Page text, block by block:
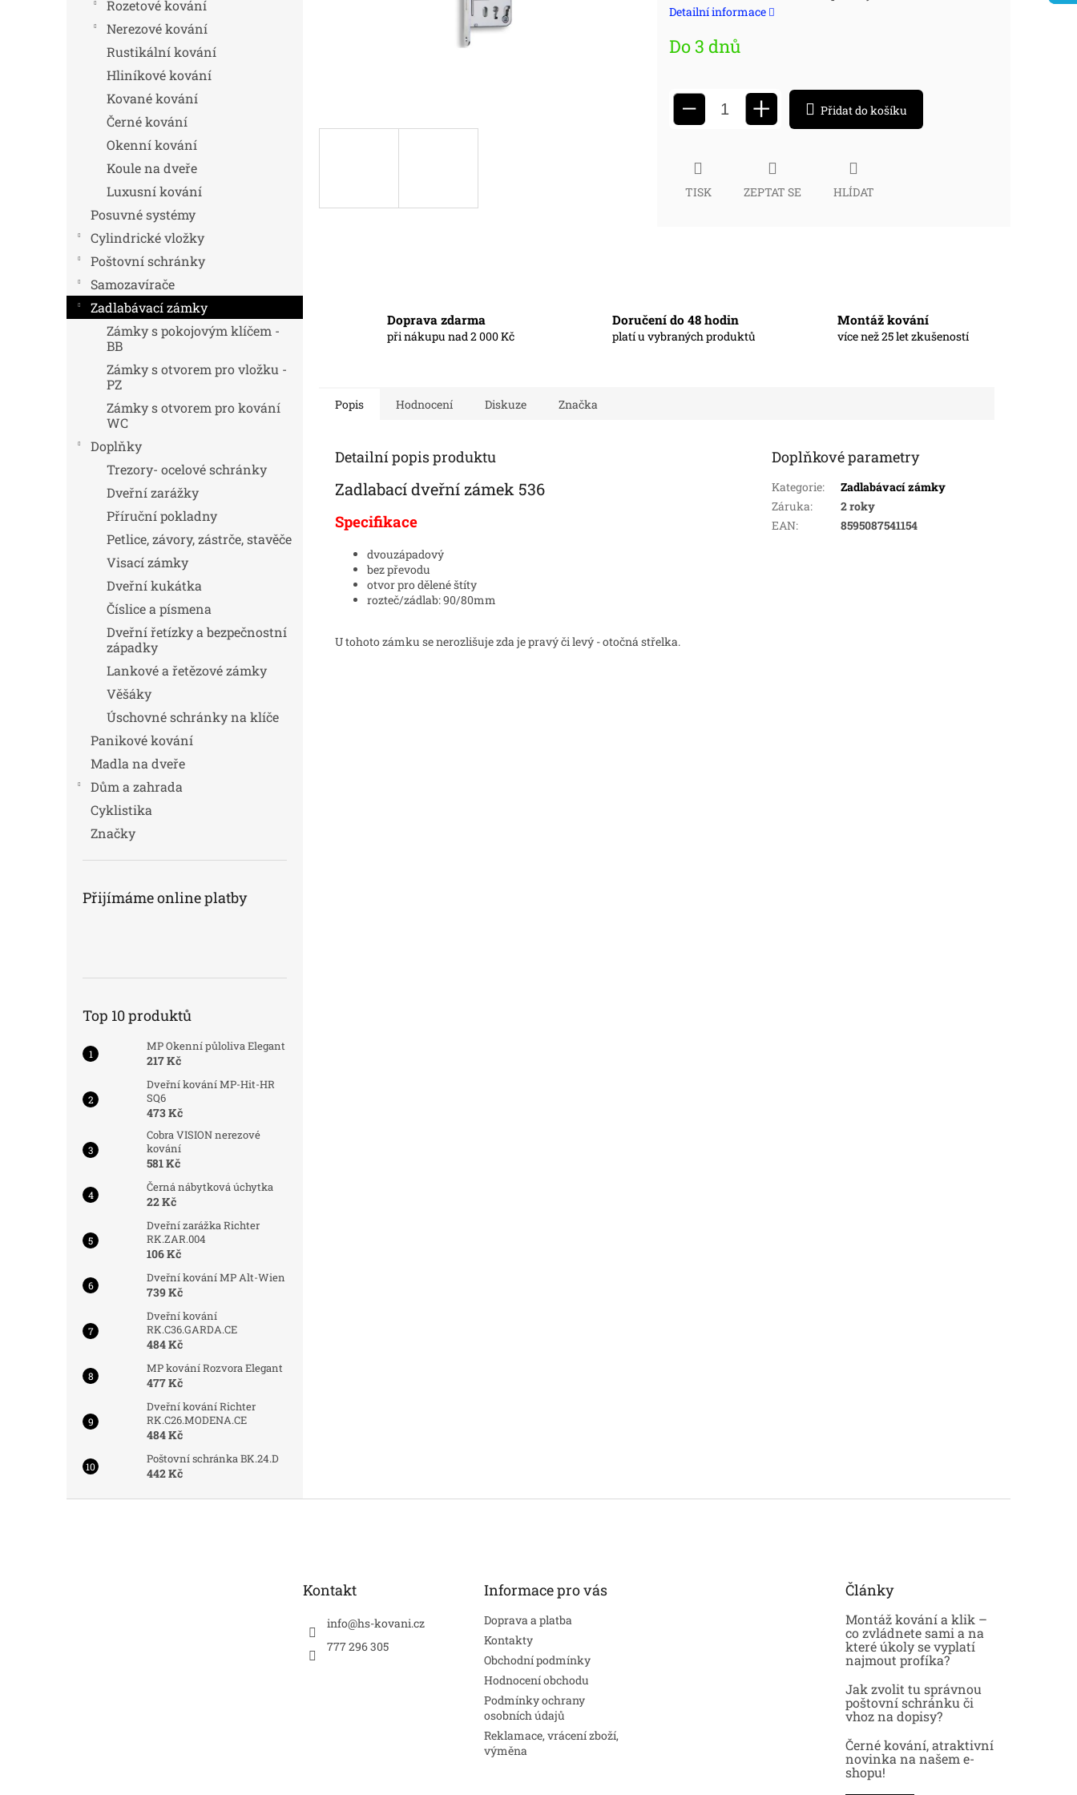
Rozetové kování
Nerezové kování
Rustikální kování
Hliníkové kování
Kované kování
Černé kování
Okenní kování
Koule na dveře
Luxusní kování
Posuvné systémy
Cylindrické vložky
Poštovní schránky
Samozavírače
Zadlabávací zámky
Zámky s pokojovým klíčem -
BB
Zámky s otvorem pro vložku -
PZ
Zámky s otvorem pro kování
WC
Doplňky
Trezory- ocelové schránky
Dveřní zarážky
Příruční pokladny
Petlice, závory, zástrče, stavěče
Visací zámky
Dveřní kukátka
Číslice a písmena
Dveřní řetízky a bezpečnostní
západky
Lankové a řetězové zámky
Věšáky
Úschovné schránky na klíče
Panikové kování
Madla na dveře
Dům a zahrada
Cyklistika
Značky
Přijímáme online platby
Top 10 produktů
MP Okenní půloliva Elegant
217 Kč
Dveřní kování MP-Hit-HR
SQ6
473 Kč
Cobra VISION nerezové
kování
581 Kč
Černá nábytková úchytka
22 Kč
Dveřní zarážka Richter
RK.ZAR.004
106 Kč
Dveřní kování MP Alt-Wien
739 Kč
Dveřní kování
RK.C36.GARDA.CE
484 Kč
MP kování Rozvora Elegant
477 Kč
Dveřní kování Richter
RK.C26.MODENA.CE
484 Kč
Poštovní schránka BK.24.D
442 Kč
cena:
Detailní informace
Do 3 dnů
− + Přidat do košíku
TISK ZEPTAT SE HLÍDAT
Doprava zdarma
při nákupu nad 2 000 Kč
Doručení do 48 hodin
platí u vybraných produktů
Montáž kování
více než 25 let zkušeností
Popis Hodnocení Diskuze Značka
Detailní popis produktu
Zadlabací dveřní zámek 536
Specifikace
dvouzápadový
bez převodu
otvor pro dělené štíty
rozteč/zádlab: 90/80mm
U tohoto zámku se nerozlišuje zda je pravý či levý - otočná střelka.
Doplňkové parametry
Kategorie:
Zadlabávací zámky
Záruka:
2 roky
EAN: 8595087541154
Kontakt
info@hs-kovani.cz
777 296 305
Informace pro vás
Doprava a platba
Kontakty
Obchodní podmínky
Hodnocení obchodu
Podmínky ochrany
osobních údajů
Reklamace, vrácení zboží,
výměna
Články
Montáž kování a klik –
co zvládnete sami a na
které úkoly se vyplatí
najmout profíka?
Jak zvolit tu správnou
poštovní schránku či
vhoz na dopisy?
Černé kování, atraktivní
novinka na našem e-
shopu!